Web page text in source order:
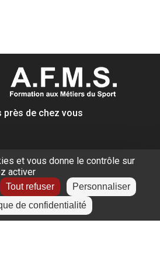
de chez vous
et vous donne le contrôle sur
activer
Tout refuser
Personnaliser
de confidentialité